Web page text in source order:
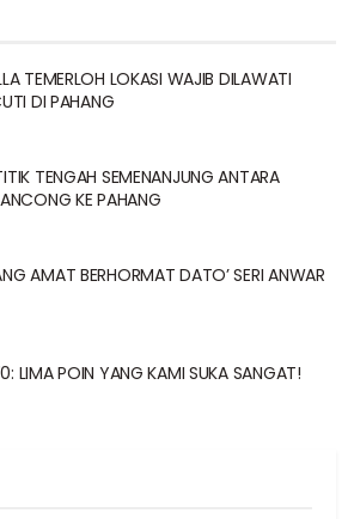
TEMERLOH LOKASI WAJIB DILAWATI
DI PAHANG
TENGAH SEMENANJUNG ANTARA
KE PAHANG
AMAT BERHORMAT DATO’ SERI ANWAR
LIMA POIN YANG KAMI SUKA SANGAT!